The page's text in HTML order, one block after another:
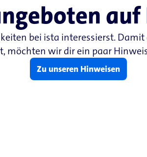
bei ista interessierst.
möchten wir dir ein paar
Zu unseren Hinweisen